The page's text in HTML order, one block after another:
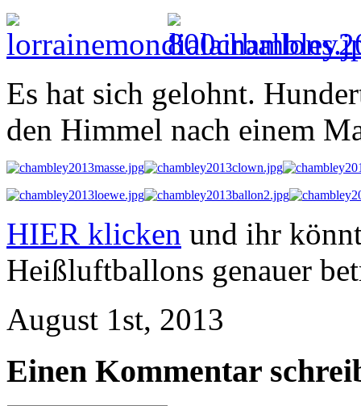
Es hat sich gelohnt.
den Himmel nach einem
HIER klicken und ihr
Heißluftballons genauer
August 1st, 2013
Einen Kommentar